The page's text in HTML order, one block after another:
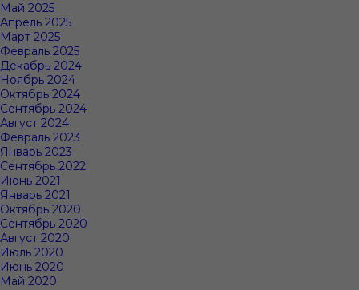
Май 2025
Апрель 2025
Март 2025
Февраль 2025
Декабрь 2024
Ноябрь 2024
Октябрь 2024
Сентябрь 2024
Август 2024
Февраль 2023
Январь 2023
Сентябрь 2022
Июнь 2021
Январь 2021
Октябрь 2020
Сентябрь 2020
Август 2020
Июль 2020
Июнь 2020
Май 2020